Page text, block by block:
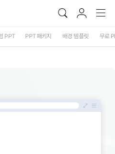
PPT PPT패키지 배경 템플릿 무료